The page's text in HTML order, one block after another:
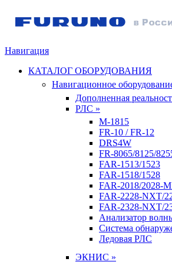
Навигация
КАТАЛОГ ОБОРУДОВАНИЯ
Навигационное
Дополненная
РЛС »
M-1815
FR-10 / FR-12
DRS4W
FR-8065/8125/
FAR-1513/1523
FAR-1518/1528
FAR-2018/2028-
FAR-2228-NXT/
FAR-2328-NXT/
Анализатор
Система
Ледовая РЛС
ЭКНИС »